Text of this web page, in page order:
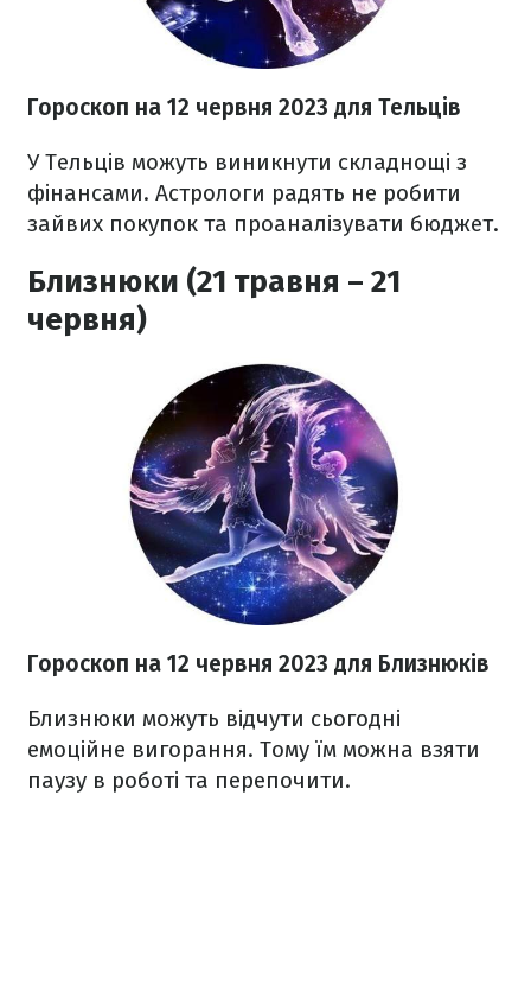
Гороскоп на 12 червня 2023 для Тельців
У Тельців можуть виникнути складнощі з
фінансами. Астрологи радять не робити
зайвих покупок та проаналізувати бюджет.
Близнюки (21 травня – 21
червня)
Гороскоп на 12 червня 2023 для Близнюків
Близнюки можуть відчути сьогодні
емоційне вигорання. Тому їм можна взяти
паузу в роботі та перепочити.